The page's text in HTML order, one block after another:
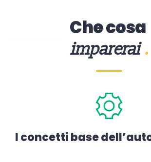
Che cosa
imparerai.
I concetti base